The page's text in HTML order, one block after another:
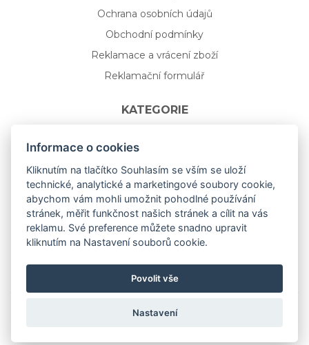
Ochrana osobních údajů
Obchodní podmínky
Reklamace a vrácení zboží
Reklamační formulář
KATEGORIE
Nápojové sklo
Bydlení
Dárkový poukaz na míru
Mystery box
Kolekce
NOVÁ rozkvetlá KOLEKCE 🌸🌼
aceit.czAll Right Reserved.
Informace o cookies
Kliknutím na tlačítko Souhlasím se vším se uloží
technické, analytické a marketingové soubory cookie,
abychom vám mohli umožnit pohodlné používání
stránek, měřit funkčnost našich stránek a cílit na vás
reklamu. Své preference můžete snadno upravit
kliknutím na Nastavení souborů cookie.
Povolit vše
Nastavení